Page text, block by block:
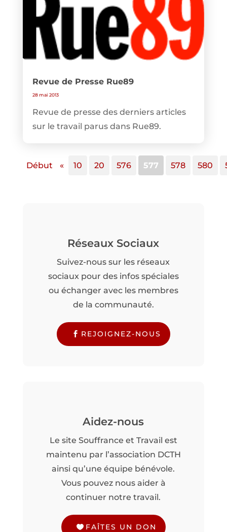
Revue de Presse Rue89
28 mai 2013
Revue de presse des derniers articles
sur le travail parus dans Rue89.
Début « 10 20 576 577 578 580
Réseaux Sociaux
Suivez-nous sur les réseaux
sociaux pour des infos spéciales
ou échanger avec les membres
de la communauté.
REJOIGNEZ-NOUS
Aidez-nous
Le site Souffrance et Travail est
maintenu par l’association DCTH
ainsi qu’une équipe bénévole.
Vous pouvez nous aider à
continuer notre travail.
FAÎTES UN DON